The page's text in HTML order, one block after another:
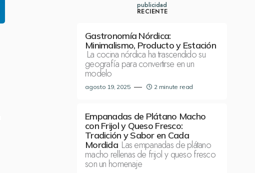
publicidad
RECIENTE
Gastronomía Nórdica:
Minimalismo, Producto y Estación
La cocina nórdica ha trascendido su
geografía para convertirse en un
modelo
agosto 19, 2025 2 minute read
Empanadas de Plátano Macho
con Frijol y Queso Fresco:
Tradición y Sabor en Cada
Mordida Las empanadas de plátano
macho rellenas de frijol y queso fresco
son un homenaje